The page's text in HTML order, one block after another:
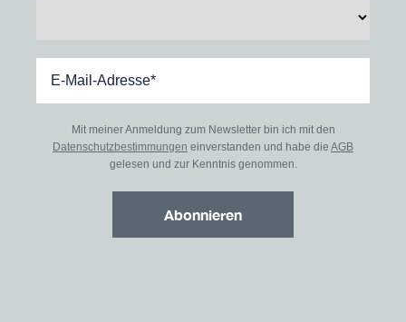
Mit meiner Anmeldung zum Newsletter bin ich mit den
Datenschutzbestimmungen einverstanden und habe die AGB
gelesen und zur Kenntnis genommen.
Abonnieren